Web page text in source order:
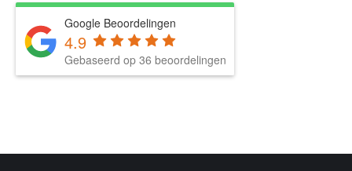
Google Beoordelingen
4.9
Gebaseerd op 36 beoordelingen